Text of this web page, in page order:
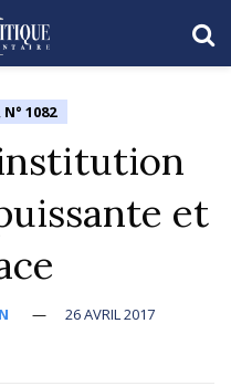
, N° 1082
institution
et
26 AVRIL 2017